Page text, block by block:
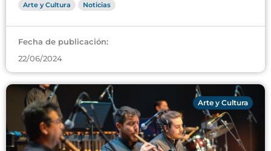
Arte y Cultura Noticias
Fecha de publicación:
22/06/2024
Arte y Cultura